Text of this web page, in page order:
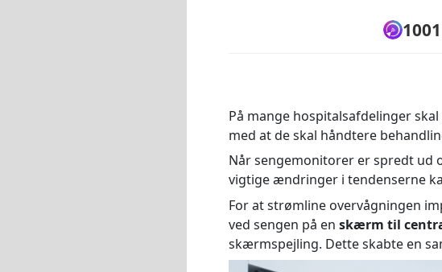
På mange hospitalsafdelinger
med at de skal håndtere
Når sengemonitorer er spredt ud
vigtige ændringer i tendenserne
For at strømline overvågningen
ved sengen på en skærm til
skærmspejling. Dette skabte en